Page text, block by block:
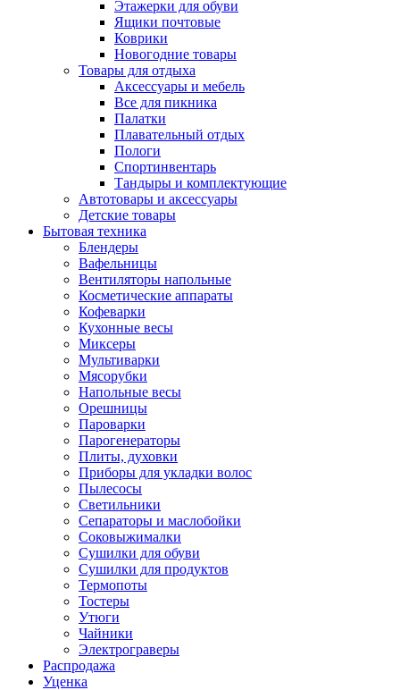
Этажерки для обуви
Ящики почтовые
Коврики
Новогодние товары
Товары для отдыха
Аксессуары и мебель
Все для пикника
Палатки
Плавательный отдых
Пологи
Спортинвентарь
Тандыры и комплектующие
Автотовары и аксессуары
Детские товары
Бытовая техника
Блендеры
Вафельницы
Вентиляторы напольные
Косметические аппараты
Кофеварки
Кухонные весы
Миксеры
Мультиварки
Мясорубки
Напольные весы
Орешницы
Пароварки
Парогенераторы
Плиты, духовки
Приборы для укладки волос
Пылесосы
Светильники
Сепараторы и маслобойки
Соковыжималки
Сушилки для обуви
Сушилки для продуктов
Термопоты
Тостеры
Утюги
Чайники
Электрограверы
Распродажа
Уценка